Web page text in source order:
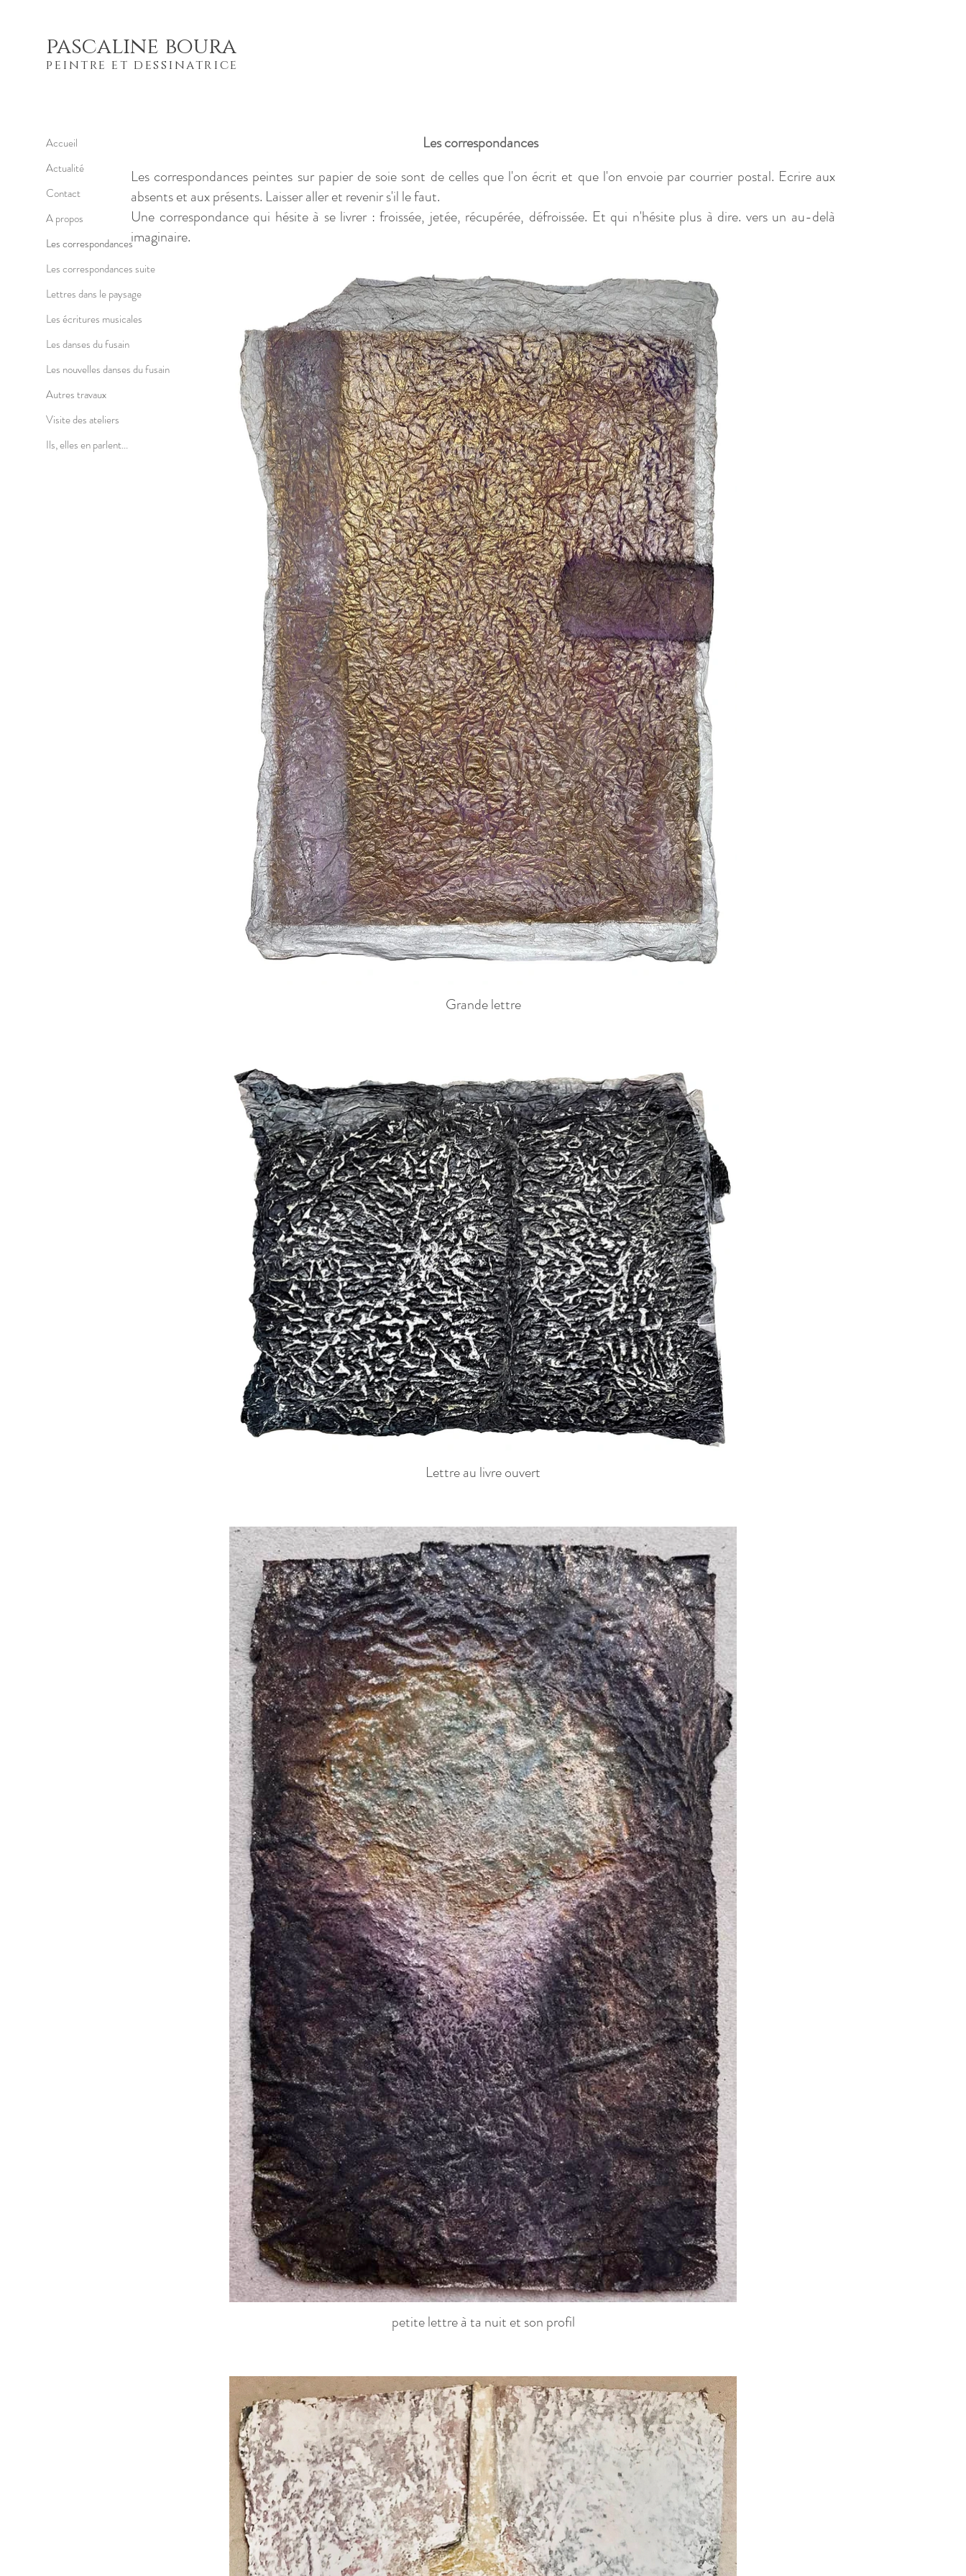
Accueil
Actualité
Contact
A propos
Les correspondances
Les correspondances suite
Lettres dans le paysage
Les écritures musicales
Les danses du fusain
Les nouvelles danses du fusain
Autres travaux
Visite des ateliers
Ils, elles en parlent...
pascaline boura
peintre et dessinatrice
Les correspondances
Les correspondances peintes sur papier de soie sont de celles que l'on écrit et que l'on envoie par courrier postal. Ecrire aux
absents et aux présents. Laisser aller et revenir s'il le faut.
Une correspondance qui hésite à se livrer : froissée, jetée, récupérée, défroissée. Et qui n'hésite plus à dire. vers un au-delà
imaginaire.
Grande lettre
Lettre au livre ouvert
petite lettre à ta nuit et son profil